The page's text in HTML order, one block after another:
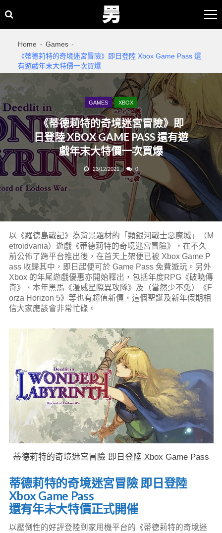
to
to
Home
Games
《蒂德莉特的奇境迷宮冒險》即日登陸 Xbox Game Pass 還
有遊戲年末大特價一次買爆
GAMES XBOX
《蒂德莉特的奇境迷宮冒險》即
日登陸 XBOX GAME PASS 還有遊
戲年末大特價一次買爆
23/12/2021 0
以《羅德島戰記》為背景題材的「類銀河戰士惡魔城」（M
etroidvania）遊戲《蒂德莉特的奇境迷宮冒險》，在不久
前公佈了跨平台推出後，在首天上架便已被 Xbox Game P
ass 收歸其中 ，即日起便可於 Game Pass 免費遊玩。另外
Xbox 的年尾遊戲優惠亦開始釋出，包括年度RPG《破曉傳
奇》、本年黑馬《漫威星際異攻隊》及（當然少不免）《F
orza Horizon 5》等也有超值新價，這個聖誕及新年假期相
信大家應該會非常忙碌。
蒂德莉特的奇境迷宮冒險 即日登陸 Xbox Game Pass
蒂德莉特的奇境迷宮冒險 即日登陸
Xbox Game Pass
還有年末大特價正式開催
以壓倒性的好評登陸到家用機平台的《蒂德莉特的奇境迷